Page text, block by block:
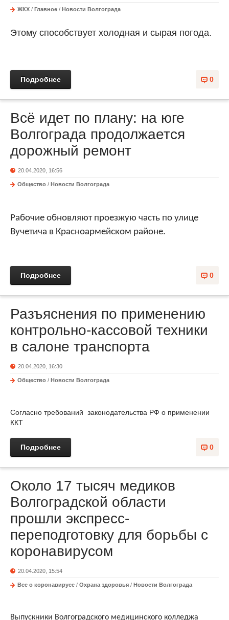
ЖКХ / Главное / Новости Волгограда
Этому способствует холодная и сырая погода.
0
Подробнее
Всё идет по плану: на юге
Волгограда продолжается
дорожный ремонт
20.04.2020, 16:56
Общество / Новости Волгограда
Рабочие обновляют проезжую часть по улице
Вучетича в Красноармейском районе.
0
Подробнее
Разъяснения по применению
контрольно-кассовой техники
в салоне транспорта
20.04.2020, 16:30
Общество / Новости Волгограда
Согласно требований законодательства РФ о применении
ККТ
0
Подробнее
Около 17 тысяч медиков
Волгоградской области
прошли экспресс-
переподготовку для борьбы с
коронавирусом
20.04.2020, 15:54
Все о коронавирусе / Охрана здоровья / Новости Волгограда
Выпускники Волгоградского медицинского колледжа